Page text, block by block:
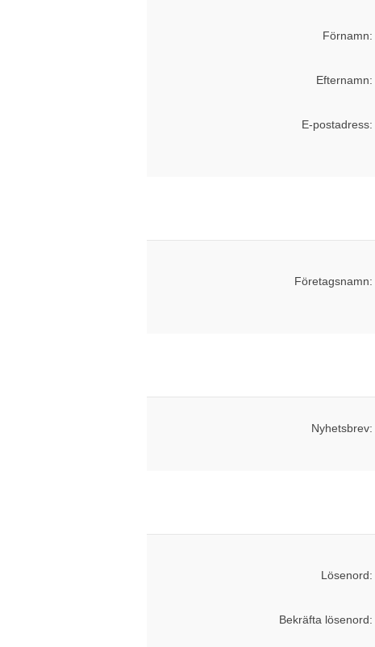
Förnamn:
Efternamn:
E-postadress:
Företagsnamn:
Nyhetsbrev:
Lösenord:
Bekräfta lösenord: